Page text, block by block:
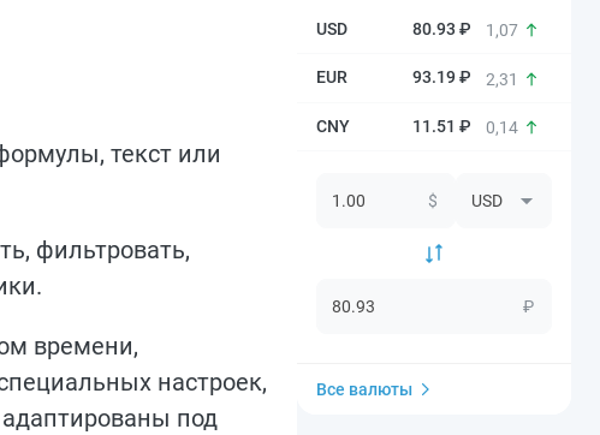
текст или
фильтровать,
времени,
настроек,
под
80.93 ₽ 1,07
93.19 ₽ 2,31
11.51 ₽ 0,14
$
₽
Все валюты